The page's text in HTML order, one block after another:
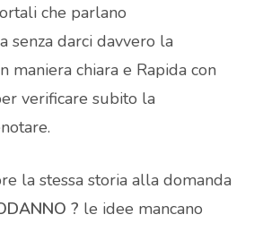
che parlano
senza darci davvero la
maniera chiara e Rapida con
verificare subito la
la stessa storia alla domanda
? le idee mancano